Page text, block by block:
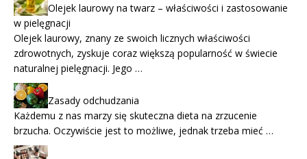
Olejek laurowy na twarz – właściwości i zastosowanie
w pielęgnacji
Olejek laurowy, znany ze swoich licznych właściwości
zdrowotnych, zyskuje coraz większą popularność w świecie
naturalnej pielęgnacji. Jego …
Zasady odchudzania
Każdemu z nas marzy się skuteczna dieta na zrzucenie
brzucha. Oczywiście jest to możliwe, jednak trzeba mieć …